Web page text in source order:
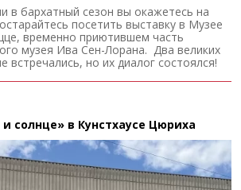
в бархатный сезон вы окажетесь на
посетить выставку в Музее
временно приютившем часть
музея Ива Сен-Лорана. Два великих
встречались, но их диалог состоялся!
солнце» в Кунстхаусе Цюриха